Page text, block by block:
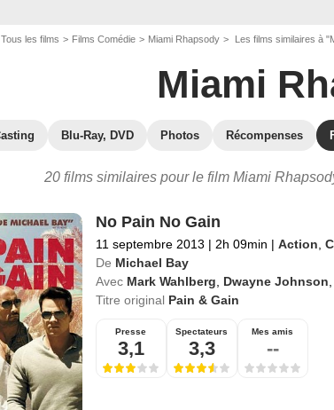
Tous les films Films Comédie Miami Rhapsody Les films similaires à
Miami
Blu-Ray, DVD Photos Récompenses
20 films similaires pour le film Miami
No Pain No Gain
11 septembre 2013 | 2h 09min | Action
De Michael Bay
Avec Mark Wahlberg Dwayne Johnson
Titre original Pain & Gain
Presse
3,1
Spectateurs
3,3
Mes amis
--